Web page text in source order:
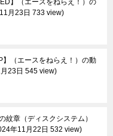
】（エースをねらえ！）の
月23日 733 view
】（エースをねらえ！）の動
23日 545 view
紋章（ディスクシステム）
年11月22日 532 view